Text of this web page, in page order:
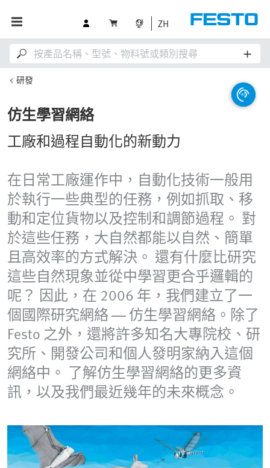
ZH
研發
仿生學習網絡
工廠和過程自動化的新動力
在日常工廠運作中，自動化技術一般用
於執行一些典型的任務，例如抓取、移
動和定位貨物以及控制和調節過程。 對
於這些任務，大自然都能以自然、簡單
且高效率的方式解決。 還有什麼比研究
這些自然現象並從中學習更合乎邏輯的
呢？ 因此，在 2006 年，我們建立了一
個國際研究網絡 — 仿生學習網絡。除了
Festo 之外，還將許多知名大專院校、研
究所、開發公司和個人發明家納入這個
網絡中。 了解仿生學習網絡的更多資
訊，以及我們最近幾年的未來概念。